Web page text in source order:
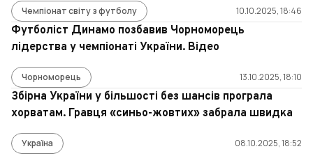
Чемпіонат світу з футболу 10.10.2025, 18:46
Футболіст Динамо позбавив Чорноморець
лідерства у чемпіонаті України. Відео
Чорноморець 13.10.2025, 18:10
Збірна України у більшості без шансів програла
хорватам. Гравця «синьо-жовтих» забрала швидка
Україна 08.10.2025, 18:52